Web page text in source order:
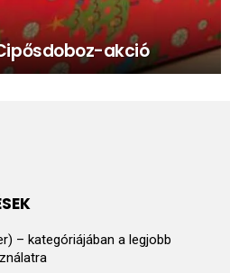
akció
– kategóriájában a legjobb